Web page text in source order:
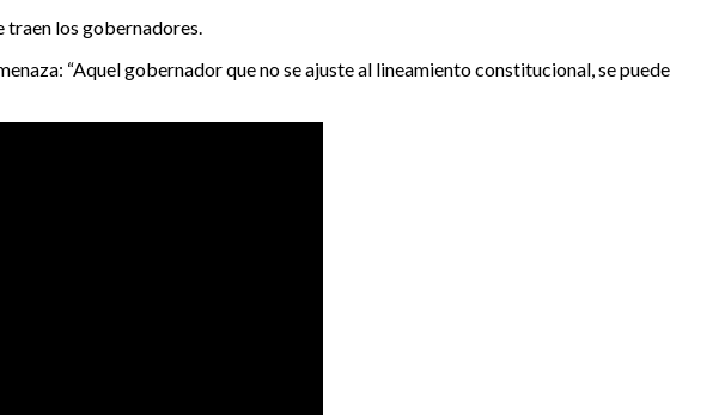
los gobernadores.
“Aquel gobernador que no se ajuste al lineamiento constitucional, se puede